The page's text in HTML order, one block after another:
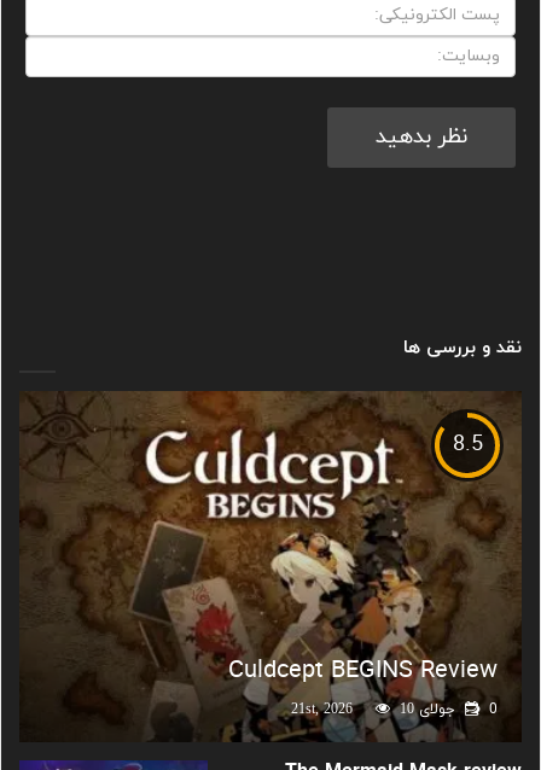
نقد و بررسی ها
8.5
Culdcept BEGINS Review
جولای 21st, 202610 0